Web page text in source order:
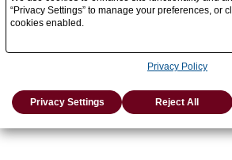
“Privacy Settings” to manage your preferences, or
cookies enabled.
Privacy Policy
Privacy Settings Reject All